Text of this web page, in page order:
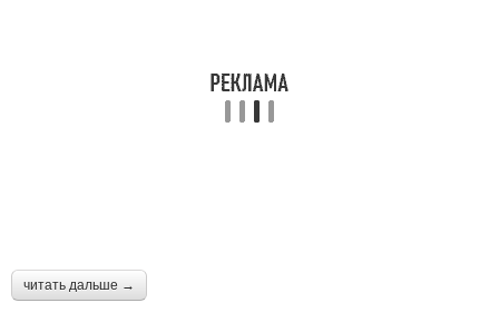
читать дальше →